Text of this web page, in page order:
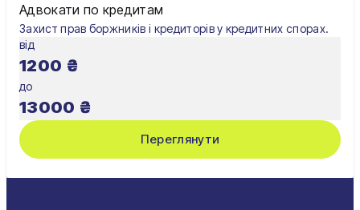
Адвокати по кредитам
Захист прав боржників і кредиторів у кредитних спорах.
від
1200 ₴
до
13000 ₴
Переглянути